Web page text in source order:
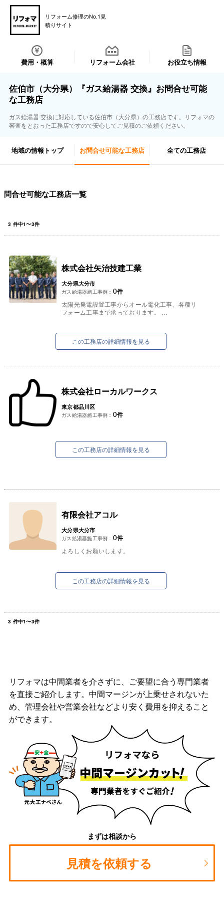
リフォーム修理のNo.1見
積りサイト
費用・概算 リフォーム会社 お役立ち情報
佐伯市（大分県）『ガス給湯器 交換』お問合せ可能
な工務店
ガス給湯器 交換に対応している佐伯市（大分県）の工務店です。リフォマの
審査をとおった工務店ですので安心してご見積のご依頼ください。
地域の情報トップ お問合せ可能な工務店 全ての工務店
問合せ可能な工務店一覧
3 件中1〜3件
株式会社矢治技建工業
大分県大分市
ガス給湯器施工事例： 0件
太陽光発電設置工事からオール電化工事、各種リ
フォーム工事まで承っております。
この工務店の詳細情報を見る
株式会社ローカルワークス
東京都品川区
ガス給湯器施工事例： 0件
この工務店の詳細情報を見る
有限会社アコル
大分県大分市
ガス給湯器施工事例： 0件
よろしくお願いします。
この工務店の詳細情報を見る
3 件中1〜3件
リフォマは中間業者を介さずに、ご要望に合う専門業者
を直接ご紹介します。中間マージンが上乗せされないた
め、管理会社や営業会社などより安く費用を抑えること
ができます。
まずは相談から
見積を依頼する